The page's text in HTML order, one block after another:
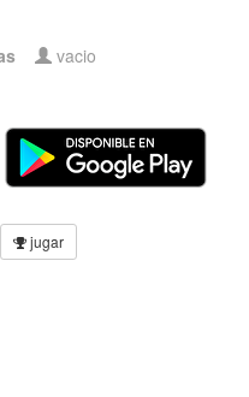
vacio
jugar